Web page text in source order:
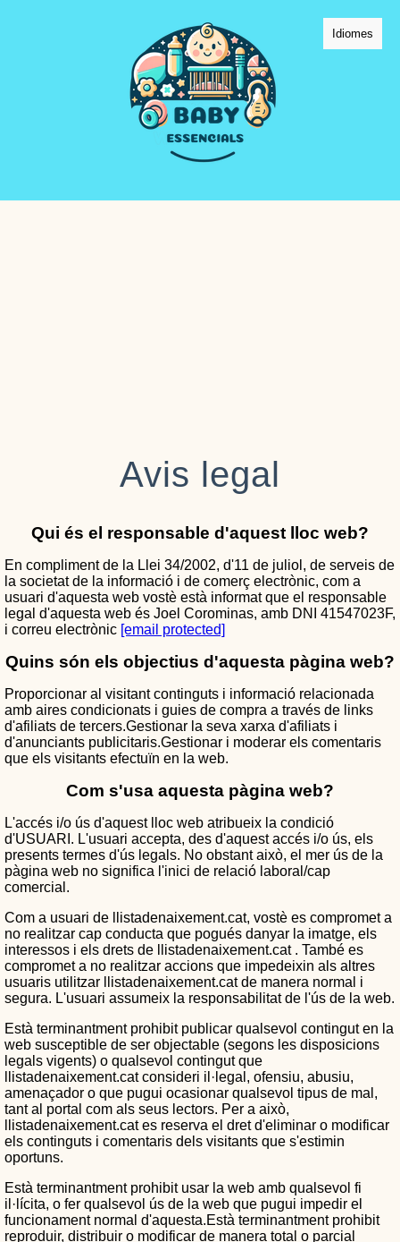
Idiomes
Avis legal
Qui és el responsable d'aquest lloc web?
En compliment de la Llei 34/2002, d'11 de juliol, de serveis de
la societat de la informació i de comerç electrònic, com a
usuari d'aquesta web vostè està informat que el responsable
legal d'aquesta web és Joel Corominas, amb DNI 41547023F,
i correu electrònic [email protected]
Quins són els objectius d'aquesta pàgina web?
Proporcionar al visitant continguts i informació relacionada
amb aires condicionats i guies de compra a través de links
d'afiliats de tercers.Gestionar la seva xarxa d'afiliats i
d'anunciants publicitaris.Gestionar i moderar els comentaris
que els visitants efectuïn en la web.
Com s'usa aquesta pàgina web?
L'accés i/o ús d'aquest lloc web atribueix la condició
d'USUARI. L'usuari accepta, des d'aquest accés i/o ús, els
presents termes d'ús legals. No obstant això, el mer ús de la
pàgina web no significa l'inici de relació laboral/cap
comercial.
Com a usuari de llistadenaixement.cat, vostè es compromet a
no realitzar cap conducta que pogués danyar la imatge, els
interessos i els drets de llistadenaixement.cat . També es
compromet a no realitzar accions que impedeixin als altres
usuaris utilitzar llistadenaixement.cat de manera normal i
segura. L'usuari assumeix la responsabilitat de l'ús de la web.
Està terminantment prohibit publicar qualsevol contingut en la
web susceptible de ser objectable (segons les disposicions
legals vigents) o qualsevol contingut que
llistadenaixement.cat consideri il·legal, ofensiu, abusiu,
amenaçador o que pugui ocasionar qualsevol tipus de mal,
tant al portal com als seus lectors. Per a això,
llistadenaixement.cat es reserva el dret d'eliminar o modificar
els continguts i comentaris dels visitants que s'estimin
oportuns.
Està terminantment prohibit usar la web amb qualsevol fi
il·lícita, o fer qualsevol ús de la web que pugui impedir el
funcionament normal d'aquesta.Està terminantment prohibit
reproduir, distribuir o modificar de manera total o parcial